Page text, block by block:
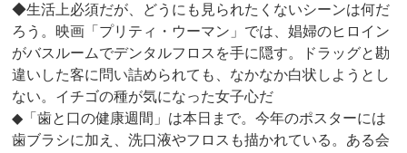
◆生活上必須だが、どうにも見られたくないシーンは何だ
ろう。映画「プリティ・ウーマン」では、娼婦のヒロイン
がバスルームでデンタルフロスを手に隠す。ドラッグと勘
違いした客に問い詰められても、なかなか白状しようとし
ない。イチゴの種が気になった女子心だ
◆「歯と口の健康週間」は本日まで。今年のポスターには
歯ブラシに加え、洗口液やフロスも描かれている。ある会